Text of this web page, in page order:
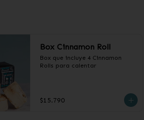
Box Cinnamon Roll
Box que incluye 4 Cinnamon
Rolls para calentar
$15.790